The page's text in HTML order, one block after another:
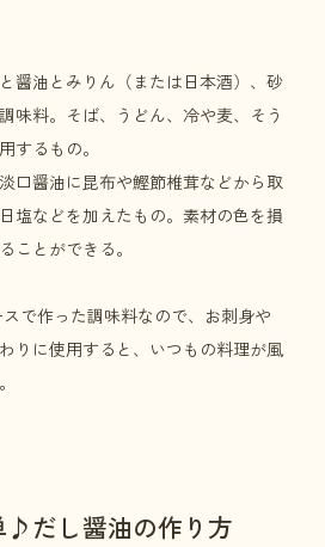
醤油とみりん（または日本酒）、砂
味料。そば、うどん、冷や麦、そう
するもの。
口醤油に昆布や鰹節椎茸などから取
塩などを加えたもの。素材の色を損
ことができる。
で作った調味料なので、お刺身や
りに使用すると、いつもの料理が風
♪だし醤油の作り方